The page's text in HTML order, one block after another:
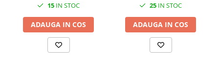
15 IN STOC
ADAUGA IN COS
25 IN STOC
ADAUGA IN COS